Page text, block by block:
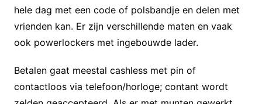
hele dag met een code of polsbandje en delen met
vrienden kan. Er zijn verschillende maten en vaak
ook powerlockers met ingebouwde lader.
Betalen gaat meestal cashless met pin of
contactloos via telefoon/horloge; contant wordt